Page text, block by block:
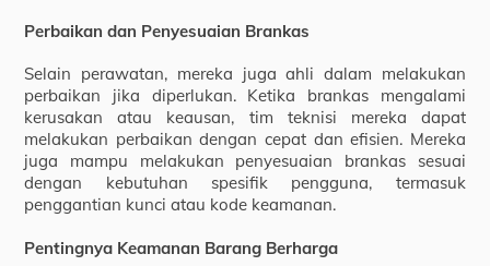
Perbaikan dan Penyesuaian Brankas
Selain perawatan, mereka juga ahli dalam melakukan
perbaikan jika diperlukan. Ketika brankas mengalami
kerusakan atau keausan, tim teknisi mereka dapat
melakukan perbaikan dengan cepat dan efisien. Mereka
juga mampu melakukan penyesuaian brankas sesuai
dengan kebutuhan spesifik pengguna, termasuk
penggantian kunci atau kode keamanan.
Pentingnya Keamanan Barang Berharga